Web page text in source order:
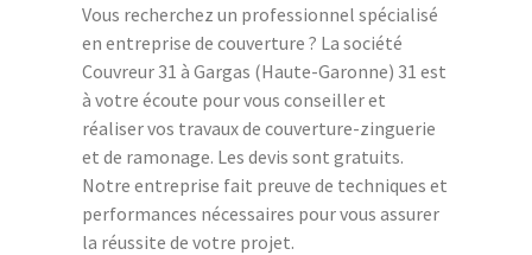
Vous recherchez un professionnel spécialisé
en entreprise de couverture ? La société
Couvreur 31 à Gargas (Haute-Garonne) 31 est
à votre écoute pour vous conseiller et
réaliser vos travaux de couverture-zinguerie
et de ramonage. Les devis sont gratuits.
Notre entreprise fait preuve de techniques et
performances nécessaires pour vous assurer
la réussite de votre projet.